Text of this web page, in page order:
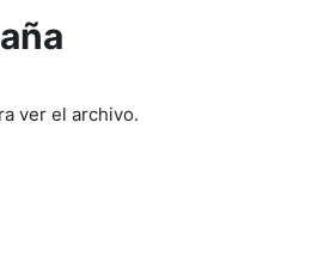
ver el archivo.